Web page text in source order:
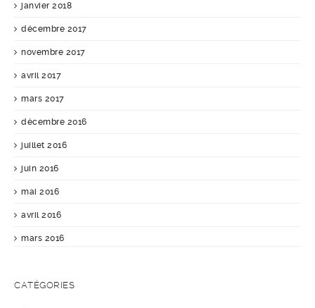
janvier 2018
décembre 2017
novembre 2017
avril 2017
mars 2017
décembre 2016
juillet 2016
juin 2016
mai 2016
avril 2016
mars 2016
CATÉGORIES